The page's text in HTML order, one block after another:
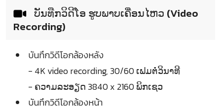
ບັນທືກວິດີໂອ ຮູບພາບເຄື່ອນໄຫວ (Video
Recording)
บันทึกวิดีโอกล้องหลัง
- 4K video recording, 30/60 ເຟມຕໍ່ວິນາທີ
- ຄວາມລະອຽດ 3840 x 2160 ພິກເຊວ
บันทึกวิดีโอกล้องหน้า